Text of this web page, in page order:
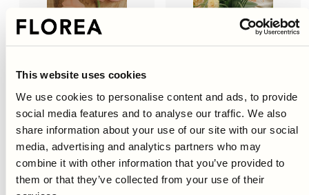
This website uses cookies
We use cookies to personalise content and ads, to provide
social media features and to analyse our traffic. We also
share information about your use of our site with our social
media, advertising and analytics partners who may
combine it with other information that you’ve provided to
them or that they’ve collected from your use of their
MengeMenge
Prärieenzian - Arena Apricot
Regulärer
Preis
€6,95
Prärieenzian - Croma
Champagne
Regulärer
Preis
€6,95